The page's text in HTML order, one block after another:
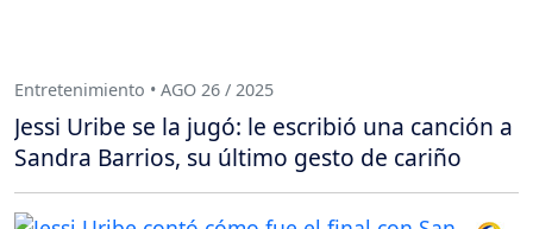
Entretenimiento • AGO 26 / 2025
Jessi Uribe se la jugó: le escribió una canción a
Sandra Barrios, su último gesto de cariño